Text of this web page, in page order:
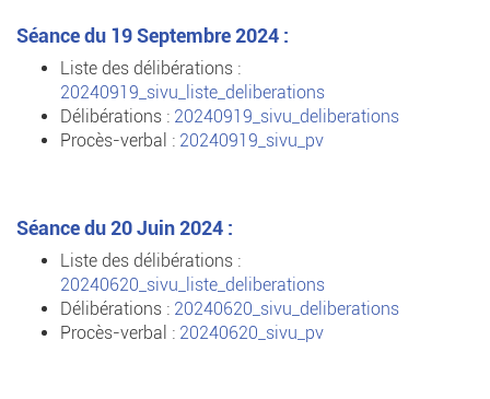
Séance du 19 Septembre 2024 :
Liste des délibérations :
20240919_sivu_liste_deliberations
Délibérations : 20240919_sivu_deliberations
Procès-verbal : 20240919_sivu_pv
Séance du 20 Juin 2024 :
Liste des délibérations :
20240620_sivu_liste_deliberations
Délibérations : 20240620_sivu_deliberations
Procès-verbal : 20240620_sivu_pv